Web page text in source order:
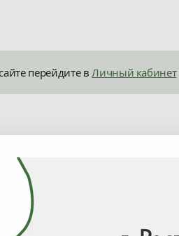
перейдите вЛичный кабинет